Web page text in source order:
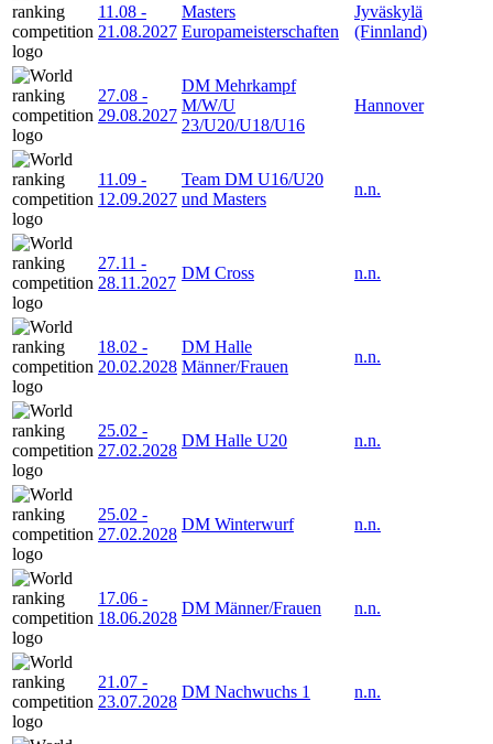
11.08 -
21.08.2027
Masters
Europameisterschaften
Jyväskylä
(Finnland)
27.08 -
29.08.2027
DM Mehrkampf
M/W/U
23/U20/U18/U16
Hannover
11.09 -
12.09.2027
Team DM U16/U20
und Masters
n.n.
27.11 -
28.11.2027
DM Cross n.n.
18.02 -
20.02.2028
DM Halle
Männer/Frauen
n.n.
25.02 -
27.02.2028
DM Halle U20 n.n.
25.02 -
27.02.2028
DM Winterwurf n.n.
17.06 -
18.06.2028
DM Männer/Frauen n.n.
21.07 -
23.07.2028
DM Nachwuchs 1 n.n.